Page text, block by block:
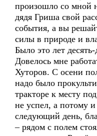
произошло со мной
дядя Гриша свой
события, а вы
силы в природе и
Было это лет
Довелось мне
Хуторов. С осени
надо было
тракторе к месту
не успел, а потому
следующий день,
– рядом с полем